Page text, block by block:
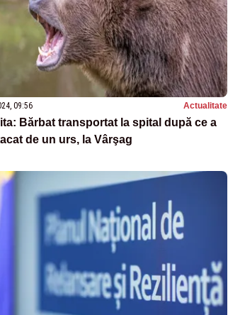
09:56 Actualitate
Bărbat transportat la spital după ce a
de un urs, la Vârşag